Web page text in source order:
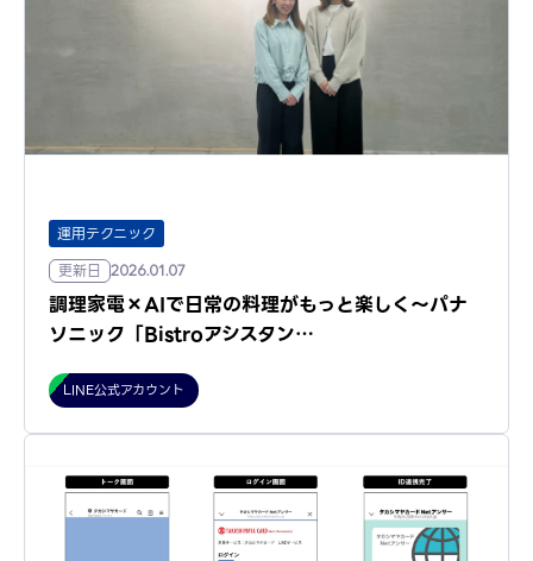
運用テクニック
更新日
2026.01.07
調理家電×AIで日常の料理がもっと楽しく～パナ
ソニック「Bistroアシスタン…
LINE公式アカウント